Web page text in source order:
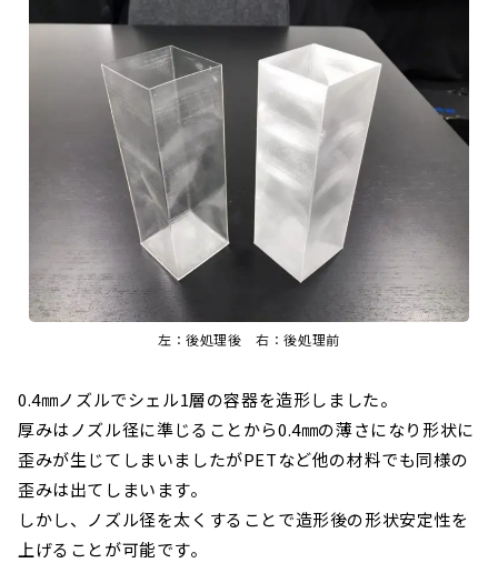
左：後処理後 右：後処理前
0.4㎜ノズルでシェル1層の容器を造形しました。
厚みはノズル径に準じることから0.4㎜の薄さになり形状に
歪みが生じてしまいましたがPETなど他の材料でも同様の
歪みは出てしまいます。
しかし、ノズル径を太くすることで造形後の形状安定性を
上げることが可能です。